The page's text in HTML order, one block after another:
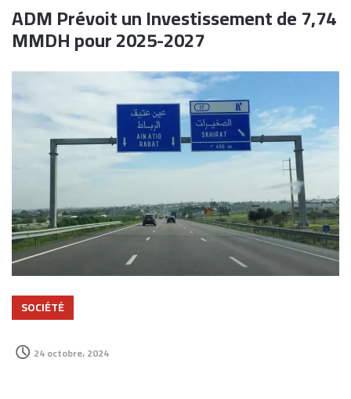
ADM Prévoit un Investissement de 7,74
MMDH pour 2025-2027
SOCIÉTÉ
24 octobre، 2024